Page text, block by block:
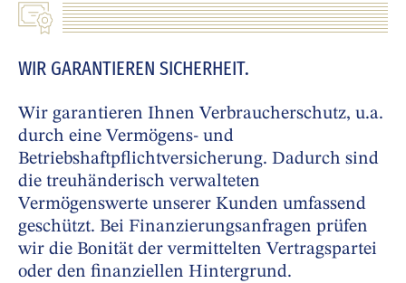
WIR GARANTIEREN SICHERHEIT.
Wir garantieren Ihnen Verbraucherschutz, u.a.
durch eine Vermögens- und
Betriebshaftpflichtversicherung. Dadurch sind
die treuhänderisch verwalteten
Vermögenswerte unserer Kunden umfassend
geschützt. Bei Finanzierungsanfragen prüfen
wir die Bonität der vermittelten Vertragspartei
oder den finanziellen Hintergrund.